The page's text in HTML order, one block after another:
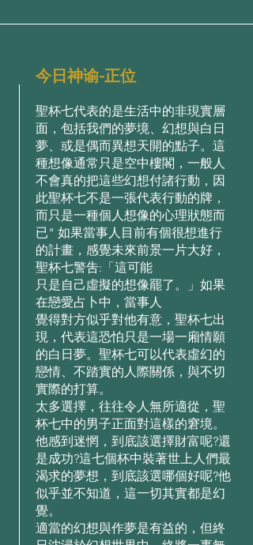
今日神谕-正位
聖杯七代表的是⽣活中的⾮現實層
⾯，包括我們的夢境、幻想與⽩⽇
夢、或是偶⽽異想天開的點⼦。這
種想像通常只是空中樓閣，⼀般⼈
不會真的把這些幻想付諸⾏動，因
此聖杯七不是⼀張代表⾏動的牌，
⽽只是⼀種個⼈想像的⼼理狀態⽽
已" 如果當事⼈⽬前有個很想進⾏
的計畫，感覺未來前景⼀⽚⼤好，
聖杯七警吿:「這可能
只是⾃⼰虛擬的想像罷了。」如果
在戀愛占⼘中，當事⼈
覺得對⽅似乎對他有意，聖杯七出
現，代表這恐怕只是⼀場⼀廂情願
的⽩⽇夢。聖杯七可以代表虛幻的
戀情、不踏實的⼈際關係，與不切
實際的打算。
太多選擇，往往令⼈無所適從，聖
杯七中的男⼦正⾯對這樣的窘境。
他感到迷惘，到底該選擇財富呢?還
是成功?這七個杯中裝著世上⼈們最
渴求的夢想，到底該選哪個好呢?他
似乎並不知道，這⼀切其實都是幻
覺。
適當的幻想與作夢是有益的，但終